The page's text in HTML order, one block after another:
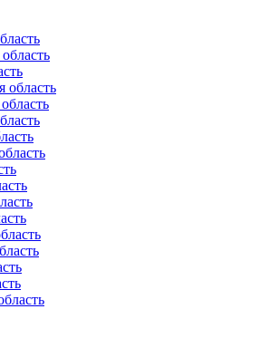
область